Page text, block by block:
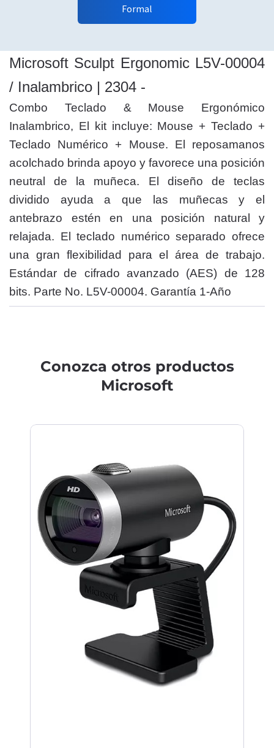
Formal
Microsoft Sculpt Ergonomic L5V-00004
/ Inalambrico | 2304 -
Combo Teclado & Mouse Ergonómico
Inalambrico, El kit incluye: Mouse + Teclado +
Teclado Numérico + Mouse. El reposamanos
acolchado brinda apoyo y favorece una posición
neutral de la muñeca. El diseño de teclas
dividido ayuda a que las muñecas y el
antebrazo estén en una posición natural y
relajada. El teclado numérico separado ofrece
una gran flexibilidad para el área de trabajo.
Estándar de cifrado avanzado (AES) de 128
bits. Parte No. L5V-00004. Garantía 1-Año
Conozca otros productos
Microsoft